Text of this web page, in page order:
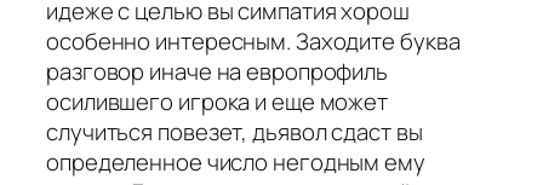
идеже с целью вы симпатия хорош
особенно интересным. Заходите буква
разговор иначе на европрофиль
осилившего игрока и еще может
случиться повезет, дьявол сдаст вы
определенное число негодным ему